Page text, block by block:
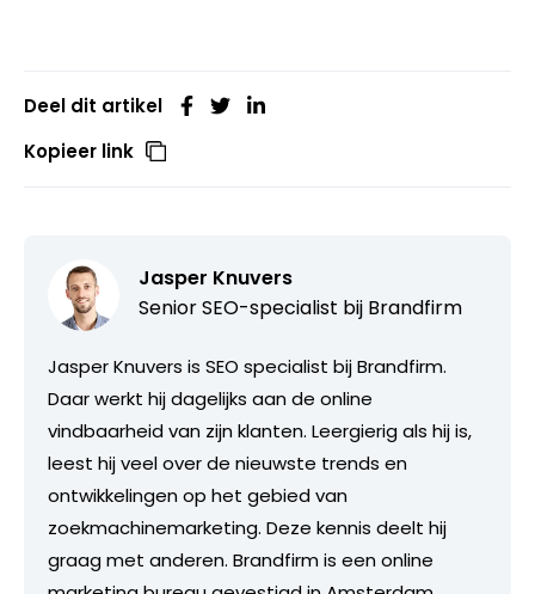
Deel dit artikel
Kopieer link
Jasper Knuvers
Senior SEO-specialist bij Brandfirm
Jasper Knuvers is SEO specialist bij Brandfirm.
Daar werkt hij dagelijks aan de online
vindbaarheid van zijn klanten. Leergierig als hij is,
leest hij veel over de nieuwste trends en
ontwikkelingen op het gebied van
zoekmachinemarketing. Deze kennis deelt hij
graag met anderen. Brandfirm is een online